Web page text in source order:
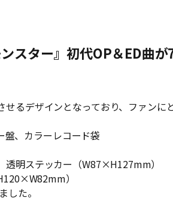
スター』初代OP＆ED曲
るデザインとなっており、ファンに
盤、カラーレコード袋
明ステッカー（W87×H127mm）
）
した。